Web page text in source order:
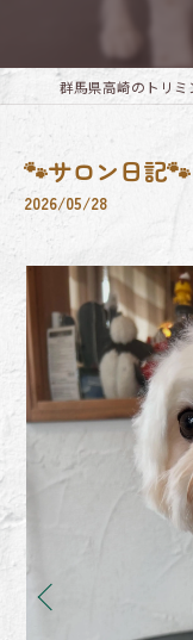
🐾サロン日記🐾
2026/05/28